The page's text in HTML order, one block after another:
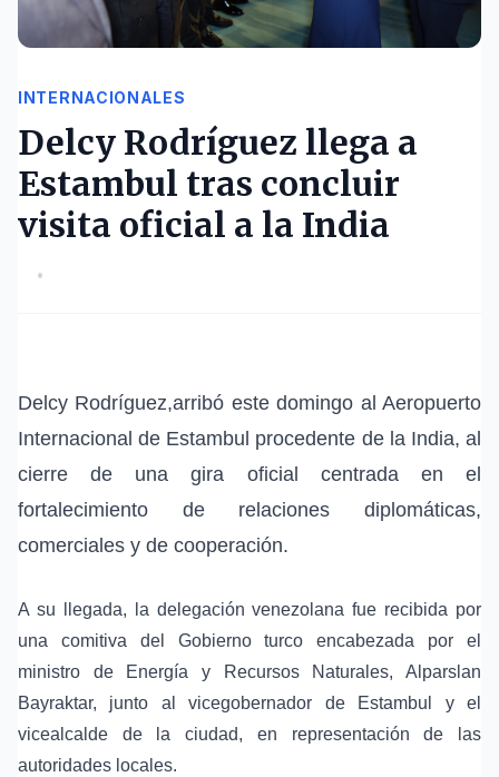
INTERNACIONALES
Delcy Rodríguez llega a
Estambul tras concluir
visita oficial a la India
•
Delcy Rodríguez,arribó este domingo alAeropuerto
Internacional de Estambul procedente de la India, al
cierre de una gira oficial centrada en el
fortalecimiento de relaciones diplomáticas,
comerciales y de cooperación.
A su llegada, la delegación venezolana fue recibida por
una comitiva del Gobierno turco encabezada por el
ministro de Energía y Recursos Naturales, Alparslan
Bayraktar, junto al vicegobernador de Estambul
y el
vicealcalde de la ciudad, en representación de las
autoridades locales.